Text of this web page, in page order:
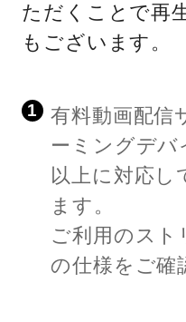
ただくことで再
もございます。
1
有料動画配信
ーミングデ
以上に対応し
ます。
ご利用のスト
の仕様をご確